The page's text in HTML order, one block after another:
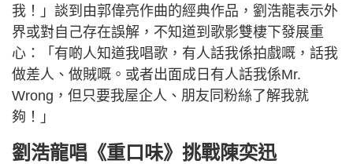
我！」談到由郭偉亮作曲的經典作品，劉浩龍表示外
界或對自己存在誤解，不知道到歌影雙棲下發展重
心：「有啲人知道我唱歌，有人話我係拍戲嘅，話我
做差人、做賊嘅。或者出面成日有人話我係Mr.
Wrong，但只要我屋企人、朋友同粉絲了解我就
夠！」
劉浩龍唱《重口味》挑戰陳奕迅